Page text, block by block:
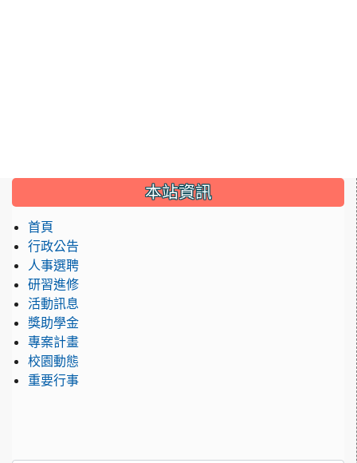
::: 本站資訊
首頁
行政公告
人事選聘
研習進修
活動訊息
獎助學金
專案計畫
校園動態
重要行事